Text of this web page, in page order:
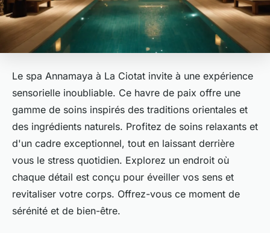
Le spa Annamaya à La Ciotat invite à une expérience
sensorielle inoubliable. Ce havre de paix offre une
gamme de soins inspirés des traditions orientales et
des ingrédients naturels. Profitez de soins relaxants et
d'un cadre exceptionnel, tout en laissant derrière
vous le stress quotidien. Explorez un endroit où
chaque détail est conçu pour éveiller vos sens et
revitaliser votre corps. Offrez-vous ce moment de
sérénité et de bien-être.